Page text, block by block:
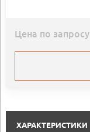
Цена по запросу
ХАРАКТЕРИСТИКИ